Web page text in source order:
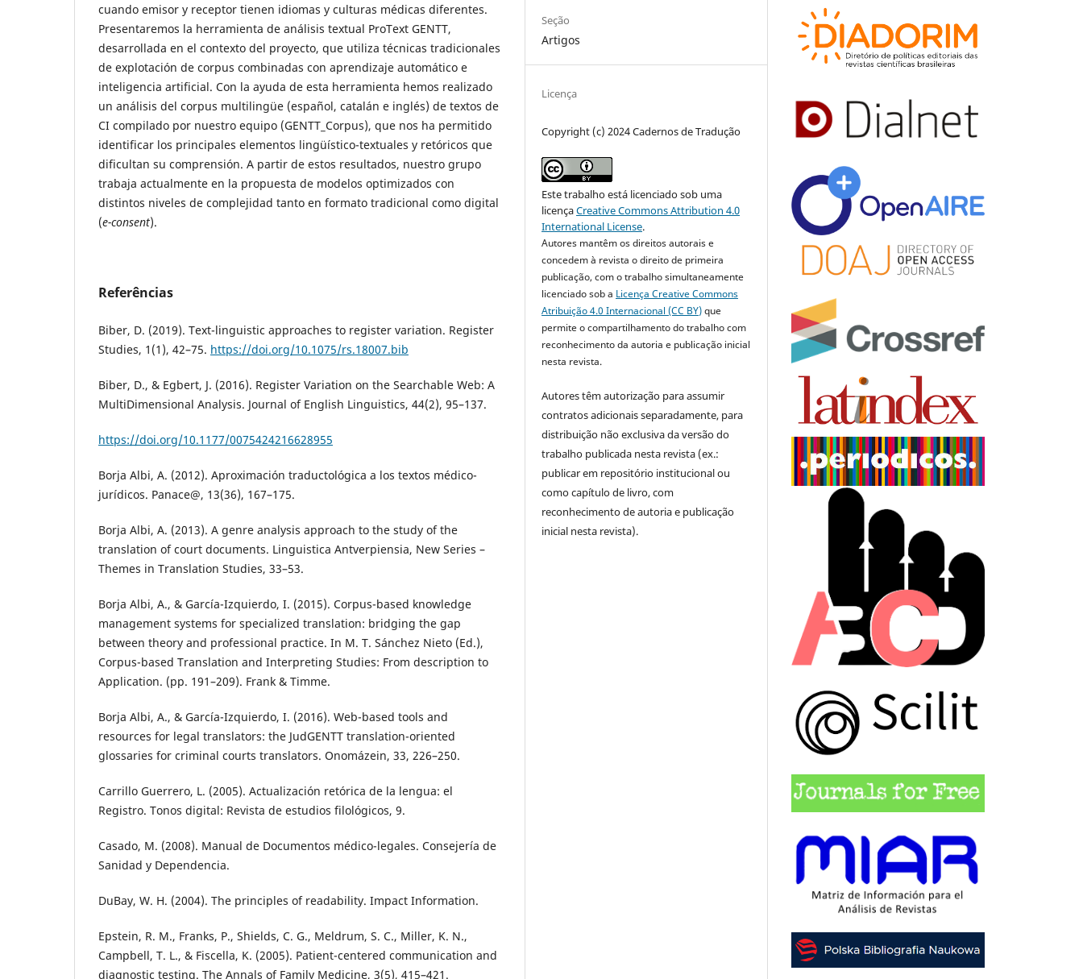
cuando emisor y receptor tienen idiomas y culturas médicas diferentes.
Presentaremos la herramienta de análisis textual ProText GENTT,
desarrollada en el contexto del proyecto, que utiliza técnicas tradicionales
de explotación de corpus combinadas con aprendizaje automático e
inteligencia artificial. Con la ayuda de esta herramienta hemos realizado
un análisis del corpus multilingüe (español, catalán e inglés) de textos de
CI compilado por nuestro equipo (GENTT_Corpus), que nos ha permitido
identificar los principales elementos lingüístico-textuales y retóricos que
dificultan su comprensión. A partir de estos resultados, nuestro grupo
trabaja actualmente en la propuesta de modelos optimizados con
distintos niveles de complejidad tanto en formato tradicional como digital
(e-consent).
Referências
Biber, D. (2019). Text-linguistic approaches to register variation. Register
Studies, 1(1), 42–75. https://doi.org/10.1075/rs.18007.bib
Biber, D., & Egbert, J. (2016). Register Variation on the Searchable Web: A
MultiDimensional Analysis. Journal of English Linguistics, 44(2), 95–137.
https://doi.org/10.1177/0075424216628955
Borja Albi, A. (2012). Aproximación traductológica a los textos médico-
jurídicos. Panace@, 13(36), 167–175.
Borja Albi, A. (2013). A genre analysis approach to the study of the
translation of court documents. Linguistica Antverpiensia, New Series –
Themes in Translation Studies, 33–53.
Borja Albi, A., & García-Izquierdo, I. (2015). Corpus-based knowledge
management systems for specialized translation: bridging the gap
between theory and professional practice. In M. T. Sánchez Nieto (Ed.),
Corpus-based Translation and Interpreting Studies: From description to
Application. (pp. 191–209). Frank & Timme.
Borja Albi, A., & García-Izquierdo, I. (2016). Web-based tools and
resources for legal translators: the JudGENTT translation-oriented
glossaries for criminal courts translators. Onomázein, 33, 226–250.
Carrillo Guerrero, L. (2005). Actualización retórica de la lengua: el
Registro. Tonos digital: Revista de estudios filológicos, 9.
Casado, M. (2008). Manual de Documentos médico-legales. Consejería de
Sanidad y Dependencia.
DuBay, W. H. (2004). The principles of readability. Impact Information.
Epstein, R. M., Franks, P., Shields, C. G., Meldrum, S. C., Miller, K. N.,
Campbell, T. L., & Fiscella, K. (2005). Patient-centered communication and
diagnostic testing. The Annals of Family Medicine, 3(5), 415–421.
Seção
Artigos
Licença
Copyright (c) 2024 Cadernos de Tradução
Este trabalho está licenciado sob uma
licençaCreative Commons Attribution 4.0
International License.
Autores mantêm os direitos autorais e
concedem à revista o direito de primeira
publicação, com o trabalho simultaneamente
licenciado sob a Licença Creative Commons
Atribuição 4.0 Internacional (CC BY)que
permite o compartilhamento do trabalho com
reconhecimento da autoria e publicação inicial
nesta revista.
Autores têm autorização para assumir
contratos adicionais separadamente, para
distribuição não exclusiva da versão do
trabalho publicada nesta revista (ex.:
publicar em repositório institucional ou
como capítulo de livro, com
reconhecimento de autoria e publicação
inicial nesta revista).